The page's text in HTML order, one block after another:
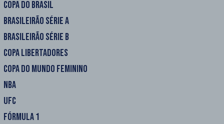
COPA DO BRASIL
BRASILEIRÃO SÉRIE A
BRASILEIRÃO SÉRIE B
COPA LIBERTADORES
COPA DO MUNDO FEMININO
NBA
UFC
FÓRMULA 1